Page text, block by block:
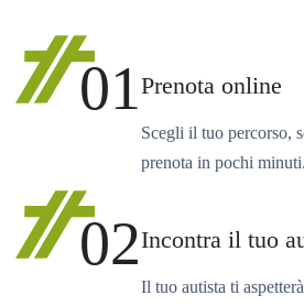
01Prenota online
Scegli il tuo percorso,
prenota in pochi minuti.
02Incontra il tuo
Il tuo autista ti